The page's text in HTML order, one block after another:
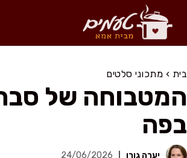
בית › מתכוני סלטים
המטבוחה של
בפה
יערה גורן 24/06/2026